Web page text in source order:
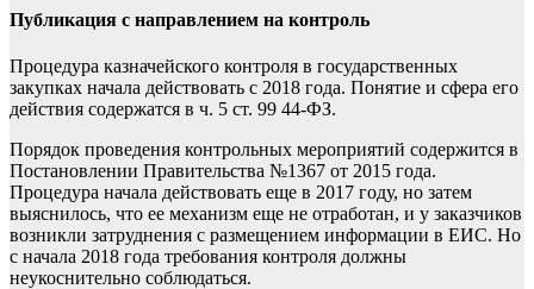
Публикация с направлением на контроль
Процедура казначейского контроля в государственных
закупках начала действовать с 2018 года. Понятие и сфера его
действия содержатся в ч. 5 ст. 99 44-ФЗ.
Порядок проведения контрольных мероприятий содержится в
Постановлении Правительства №1367 от 2015 года.
Процедура начала действовать еще в 2017 году, но затем
выяснилось, что ее механизм еще не отработан, и у заказчиков
возникли затруднения с размещением информации в ЕИС. Но
с начала 2018 года требования контроля должны
неукоснительно соблюдаться.